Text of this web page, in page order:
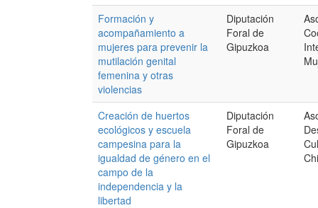
Formación y
acompañamiento a
mujeres para prevenir la
mutilación genital
femenina y otras
violencias
Diputación
Foral de
Gipuzkoa
Creación de huertos
ecológicos y escuela
campesina para la
igualdad de género en el
campo de la
independencia y la
libertad
Diputación
Foral de
Gipuzkoa